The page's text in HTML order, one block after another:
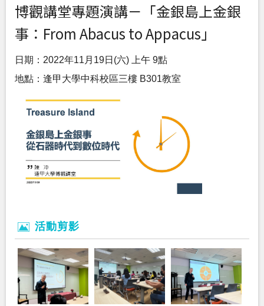
博觀講堂專題演講－「金銀島上金銀
事：From Abacus to Appacus」
日期：2022年11月19日(六) 上午 9點
地點：逢甲大學中科校區三樓 B301教室
活動剪影